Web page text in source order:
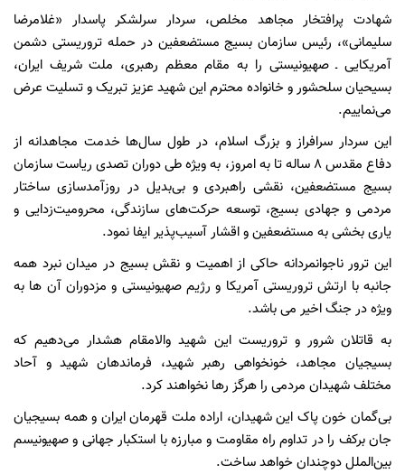
شهادت پرافتخار مجاهد مخلص، سردار سرلشکر پاسدار «غلامرضا
سلیمانی»، رئیس سازمان بسیج مستضعفین در حمله تروریستی دشمن
آمریکایی ـ صهیونیستی را به مقام معظم رهبری، ملت شریف ایران،
بسیحیان سلحشور و خانواده محترم این شهید عزیز تبریک و تسلیت عرض
می‌نماییم.
این سردار سرافراز و بزرگ اسلام، در طول سال‌ها خدمت مجاهدانه از
دفاع مقدس ۸ ساله تا به امروز، به ویژه طی دوران تصدی ریاست سازمان
بسیج مستضعفین، نقشی راهبردی و بی‌بدیل در روزآمدسازی ساختار
مردمی و جهادی بسیج، توسعه حرکت‌های سازندگی، محرومیت‌زدایی و
یاری بخشی به مستضعفین و اقشار آسیب‌پذیر ایفا نمود.
این ترور ناجوانمردانه حاکی از اهمیت و نقش بسیج در میدان نبرد همه
جانبه با ارتش تروریستی آمریکا و رژیم صهیونیستی و مزدوران آن ها به
ویژه در جنگ اخیر می باشد.
به قاتلان شرور و تروریست این شهید والامقام هشدار می‌دهیم که
بسیجیان مجاهد، خونخواهی رهبر شهید، فرماندهان شهید و آحاد
مختلف شهیدان مردمی را هرگز رها نخواهند کرد.
بی‌گمان خون پاک این شهیدان، اراده ملت قهرمان ایران و همه بسیجیان
جان برکف را در تداوم راه مقاومت و مبارزه با استکبار جهانی و صهیونیسم
بین‌الملل دوچندان خواهد ساخت.